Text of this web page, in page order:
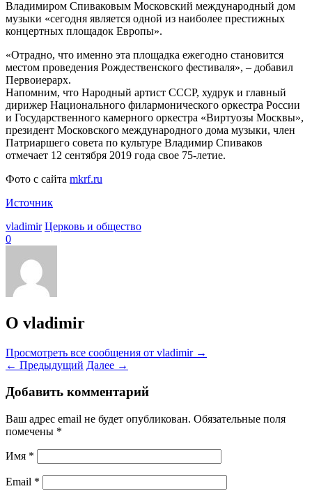
Владимиром Спиваковым Московский международный дом
музыки «сегодня является одной из наиболее престижных
концертных площадок Европы».
«Отрадно, что именно эта площадка ежегодно становится
местом проведения Рождественского фестиваля», – добавил
Первоиерарх.
Напомним, что Народный артист СССР, худрук и главный
дирижер Национального филармонического оркестра России
и Государственного камерного оркестра «Виртуозы Москвы»,
президент Московского международного дома музыки, член
Патриаршего совета по культуре Владимир Спиваков
отмечает 12 сентября 2019 года свое 75-летие.
Фото с сайта mkrf.ru
Источник
vladimir Церковь и общество
0
О vladimir
Просмотреть все сообщения от vladimir →
← Предыдущий Далее →
Добавить комментарий
Ваш адрес email не будет опубликован. Обязательные поля
помечены *
Имя *
Email *